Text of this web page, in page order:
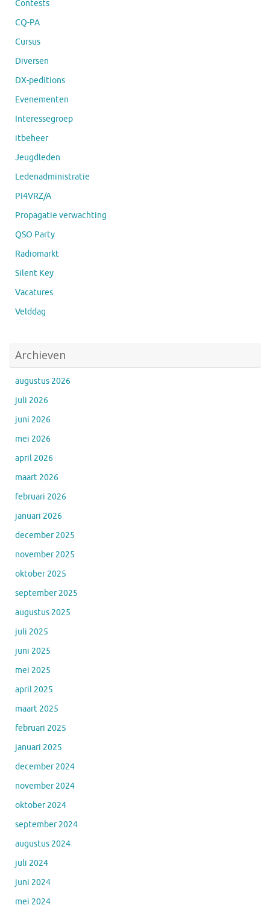
Contests
CQ-PA
Cursus
Diversen
DX-peditions
Evenementen
Interessegroep
itbeheer
Jeugdleden
Ledenadministratie
PI4VRZ/A
Propagatie verwachting
QSO Party
Radiomarkt
Silent Key
Vacatures
Velddag
Archieven
augustus 2026
juli 2026
juni 2026
mei 2026
april 2026
maart 2026
februari 2026
januari 2026
december 2025
november 2025
oktober 2025
september 2025
augustus 2025
juli 2025
juni 2025
mei 2025
april 2025
maart 2025
februari 2025
januari 2025
december 2024
november 2024
oktober 2024
september 2024
augustus 2024
juli 2024
juni 2024
mei 2024